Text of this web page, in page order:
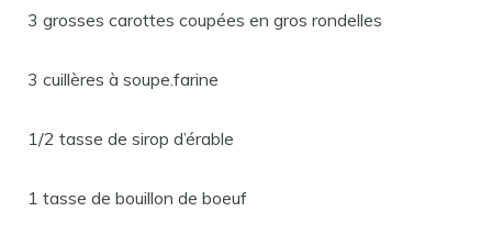
3 grosses carottes coupées en gros rondelles
3 cuillères à soupe.farine
1/2 tasse de sirop d’érable
1 tasse de bouillon de boeuf